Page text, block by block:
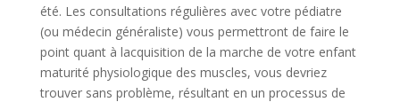
été. Les consultations régulières avec votre pédiatre
(ou médecin généraliste) vous permettront de faire le
point quant à lacquisition de la marche de votre enfant
maturité physiologique des muscles, vous devriez
trouver sans problème, résultant en un processus de